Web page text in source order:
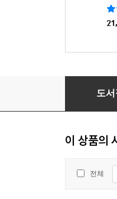
5년 후 나
도
이 상품의
전체